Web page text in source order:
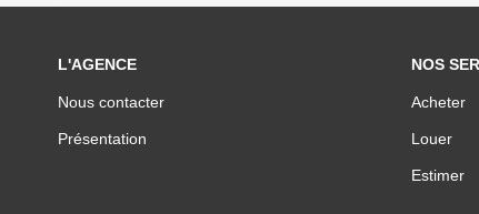
L'AGENCE
Nous contacter
Présentation
NOS
Acheter
Louer
Estimer